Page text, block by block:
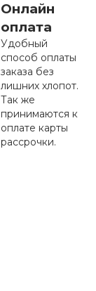
Онлайн
оплата
Удобный
способ оплаты
заказа без
лишних хлопот.
Так же
принимаются к
оплате карты
рассрочки.